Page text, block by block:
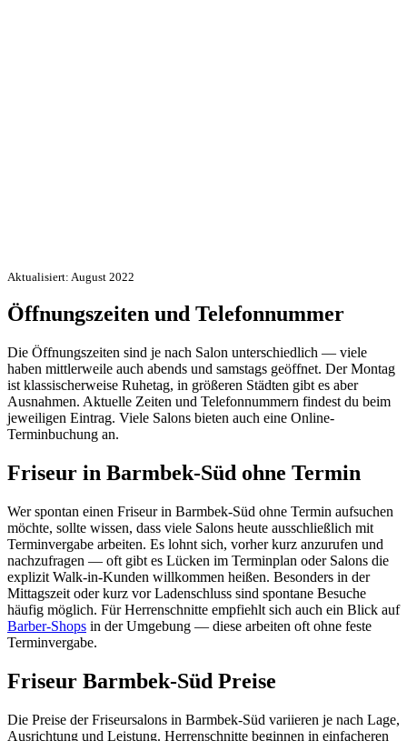
Aktualisiert: August 2022
Öffnungszeiten und Telefonnummer
Die Öffnungszeiten sind je nach Salon unterschiedlich — viele
haben mittlerweile auch abends und samstags geöffnet. Der Montag
ist klassischerweise Ruhetag, in größeren Städten gibt es aber
Ausnahmen. Aktuelle Zeiten und Telefonnummern findest du beim
jeweiligen Eintrag. Viele Salons bieten auch eine Online-
Terminbuchung an.
Friseur in Barmbek-Süd ohne Termin
Wer spontan einen Friseur in Barmbek-Süd ohne Termin aufsuchen
möchte, sollte wissen, dass viele Salons heute ausschließlich mit
Terminvergabe arbeiten. Es lohnt sich, vorher kurz anzurufen und
nachzufragen — oft gibt es Lücken im Terminplan oder Salons die
explizit Walk-in-Kunden willkommen heißen. Besonders in der
Mittagszeit oder kurz vor Ladenschluss sind spontane Besuche
häufig möglich. Für Herrenschnitte empfiehlt sich auch ein Blick auf
Barber-Shops in der Umgebung — diese arbeiten oft ohne feste
Terminvergabe.
Friseur Barmbek-Süd Preise
Die Preise der Friseursalons in Barmbek-Süd variieren je nach Lage,
Ausrichtung und Leistung. Herrenschnitte beginnen in einfacheren